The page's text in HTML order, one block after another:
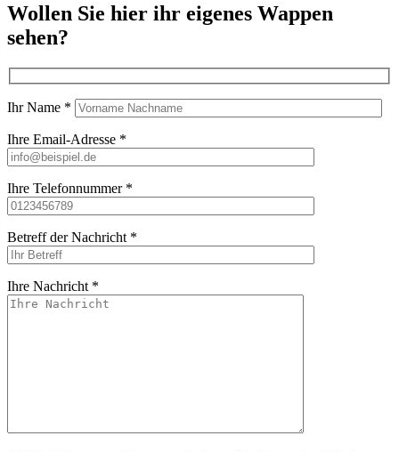
Wollen Sie hier ihr eigenes Wappen
sehen?
Ihr Name *
Ihre Email-Adresse *
Ihre Telefonnummer *
Betreff der Nachricht *
Ihre Nachricht *